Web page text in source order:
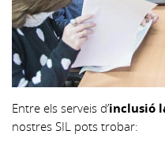
Entre els serveis d’inclusió
nostres SIL pots trobar: